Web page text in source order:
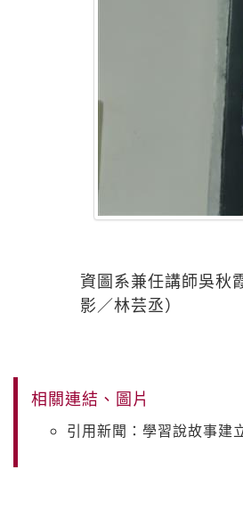
資圖系兼任講師吳秋
影／林芸丞）
相關連結、圖片
引用新聞：學習說故事建